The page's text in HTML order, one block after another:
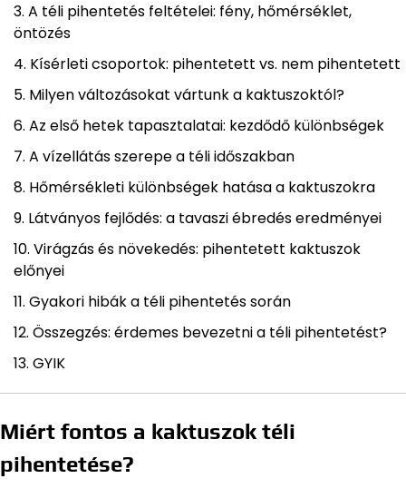
A téli pihentetés feltételei: fény, hőmérséklet,
öntözés
Kísérleti csoportok: pihentetett vs. nem pihentetett
Milyen változásokat vártunk a kaktuszoktól?
Az első hetek tapasztalatai: kezdődő különbségek
A vízellátás szerepe a téli időszakban
Hőmérsékleti különbségek hatása a kaktuszokra
Látványos fejlődés: a tavaszi ébredés eredményei
Virágzás és növekedés: pihentetett kaktuszok
előnyei
Gyakori hibák a téli pihentetés során
Összegzés: érdemes bevezetni a téli pihentetést?
GYIK
Miért fontos a kaktuszok téli
pihentetése?